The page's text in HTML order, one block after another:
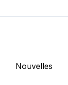
Nouvelles